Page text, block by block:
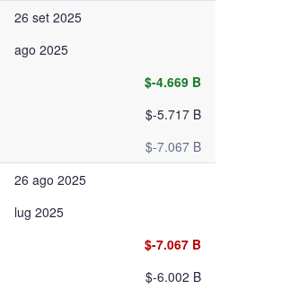
26 set 2025
ago 2025
$-4.669 B
$-5.717 B
$-7.067 B
26 ago 2025
lug 2025
$-7.067 B
$-6.002 B